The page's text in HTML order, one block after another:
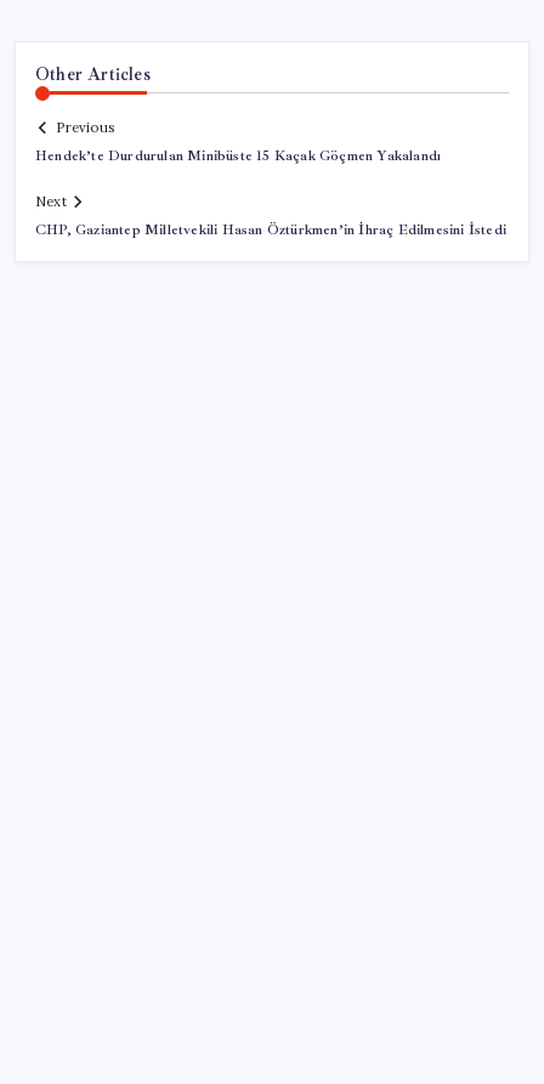
Other Articles
Previous
Hendek’te Durdurulan Minibüste 15 Kaçak Göçmen Yakalandı
Next
CHP, Gaziantep Milletvekili Hasan Öztürkmen’in İhraç Edilmesini İstedi